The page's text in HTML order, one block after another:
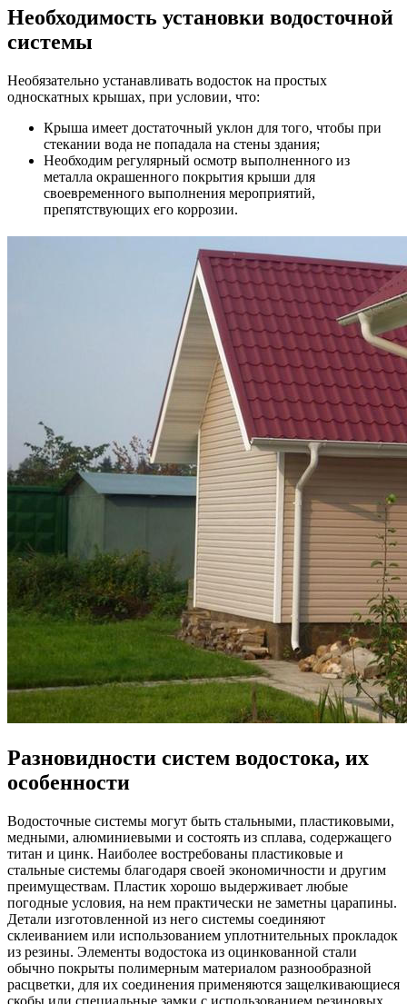
Необходимость установки водосточной
системы
Необязательно устанавливать водосток на простых
односкатных крышах, при условии, что:
Крыша имеет достаточный уклон для того, чтобы при
стекании вода не попадала на стены здания;
Необходим регулярный осмотр выполненного из
металла окрашенного покрытия крыши для
своевременного выполнения мероприятий,
препятствующих его коррозии.
Разновидности систем водостока, их
особенности
Водосточные системы могут быть стальными, пластиковыми,
медными, алюминиевыми и состоять из сплава, содержащего
титан и цинк. Наиболее востребованы пластиковые и
стальные системы благодаря своей экономичности и другим
преимуществам. Пластик хорошо выдерживает любые
погодные условия, на нем практически не заметны царапины.
Детали изготовленной из него системы соединяют
склеиванием или использованием уплотнительных прокладок
из резины. Элементы водостока из оцинкованной стали
обычно покрыты полимерным материалом разнообразной
расцветки, для их соединения применяются защелкивающиеся